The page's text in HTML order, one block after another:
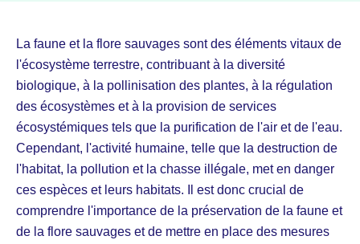
La faune et la flore sauvages sont des éléments vitaux de
l'écosystème terrestre, contribuant à la diversité
biologique, à la pollinisation des plantes, à la régulation
des écosystèmes et à la provision de services
écosystémiques tels que la purification de l'air et de l'eau.
Cependant, l'activité humaine, telle que la destruction de
l'habitat, la pollution et la chasse illégale, met en danger
ces espèces et leurs habitats. Il est donc crucial de
comprendre l'importance de la préservation de la faune et
de la flore sauvages et de mettre en place des mesures